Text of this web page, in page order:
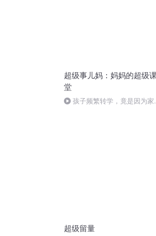
超级事儿妈：妈妈的超级
堂
孩子频繁转学，竟是因为家
超级留量